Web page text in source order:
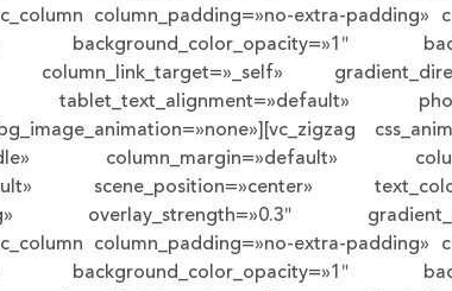
column_padding=»no-extra-
background_color_opacity=»1″
column_link_target=»_self»
tablet_text_alignment=»default»
column_margin=»default»
scene_position=»center»
overlay_strength=»0.3″
column_padding=»no-extra-
background_color_opacity=»1″